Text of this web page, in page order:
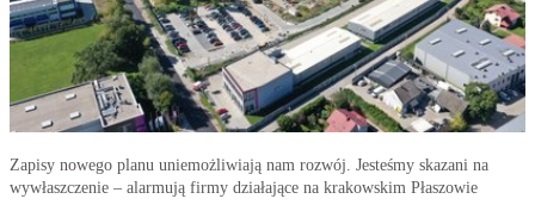
Zapisy nowego planu uniemożliwiają nam rozwój. Jesteśmy skazani na
wywłaszczenie – alarmują firmy działające na krakowskim Płaszowie